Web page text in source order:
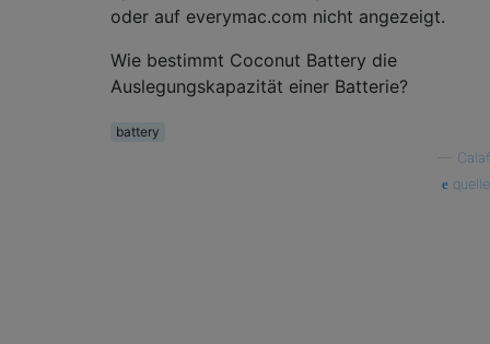
oder auf everymac.com nicht angezeigt.
Wie bestimmt Coconut Battery die
Auslegungskapazität einer Batterie?
battery
Calaf
quelle